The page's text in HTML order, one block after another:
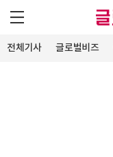
전체기사 글로벌비즈